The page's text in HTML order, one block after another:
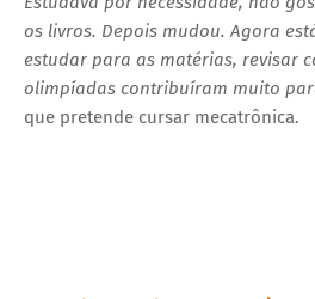
os livros. Depois mudou. Agora
estudar para as matérias, revisar
olimpíadas contribuíram muito
que pretende cursar mecatrônica.